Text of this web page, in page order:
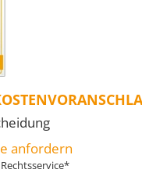
anfordern